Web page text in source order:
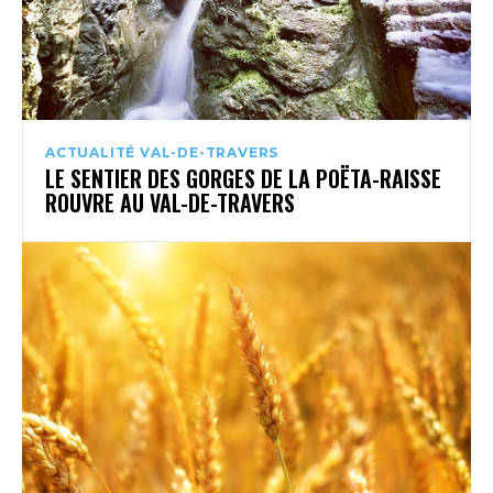
ACTUALITÉ VAL-DE-TRAVERS
LE SENTIER DES GORGES DE LA POËTA-RAISSE
ROUVRE AU VAL-DE-TRAVERS